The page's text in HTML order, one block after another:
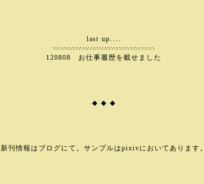
last up....
120808 お仕事履歴を載せました
◆ ◆ ◆
新刊情報はブログにて。サンプルはpixivにおいてあります。